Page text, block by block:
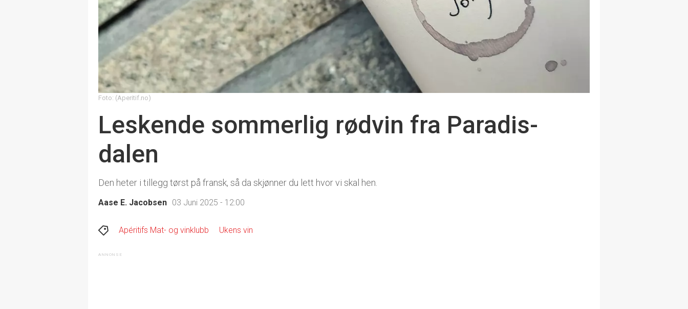
Foto: (Aperitif.no)
Leskende sommerlig rødvin fra Paradis-
dalen
Den heter i tillegg tørst på fransk, så da skjønner du lett hvor vi skal hen.
Aase E. Jacobsen 03 Juni 2025 - 12:00
Apéritifs Mat- og vinklubb Ukens vin